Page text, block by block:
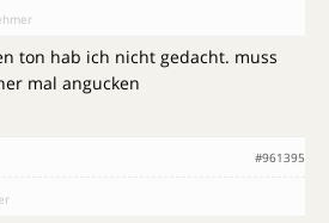
ton hab ich nicht gedacht. muss
mal angucken
#961395